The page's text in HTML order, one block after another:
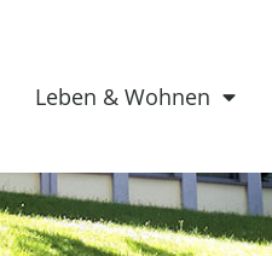
Leben & Wohnen